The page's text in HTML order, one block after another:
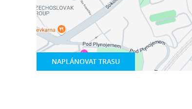
NAPLÁNOVAT TRASU